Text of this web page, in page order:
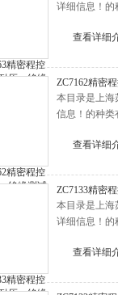
详细信息！的
查看详细
ZC7162精密
本目录是上海
信息！的种类
查看详细
ZC7133精密
本目录是上海
详细信息！的
查看详细